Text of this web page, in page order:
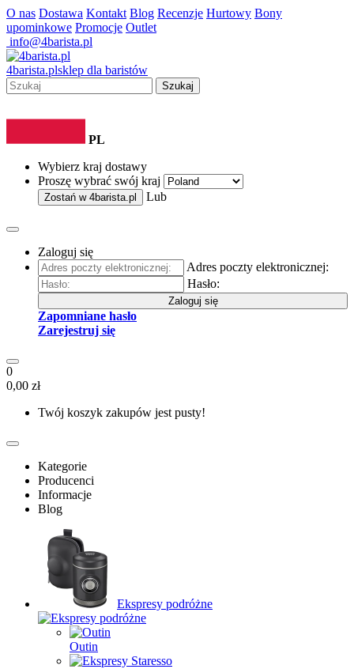
O nas Dostawa Kontakt Blog Recenzje Hurtowy Bony
upominkowe Promocje Outlet
info@4barista.pl
4barista.plsklep dla baristów
Szukaj
PL
Wybierz kraj dostawy
Proszę wybrać swój kraj
Zostań w 4barista.pl Lub
Zaloguj się
Adres poczty elektronicznej:
Hasło:
Zaloguj się
Zapomniane hasło
Zarejestruj się
0
0,00 zł
Twój koszyk zakupów jest pusty!
Kategorie
Producenci
Informacje
Blog
Ekspresy podróżne
Outin